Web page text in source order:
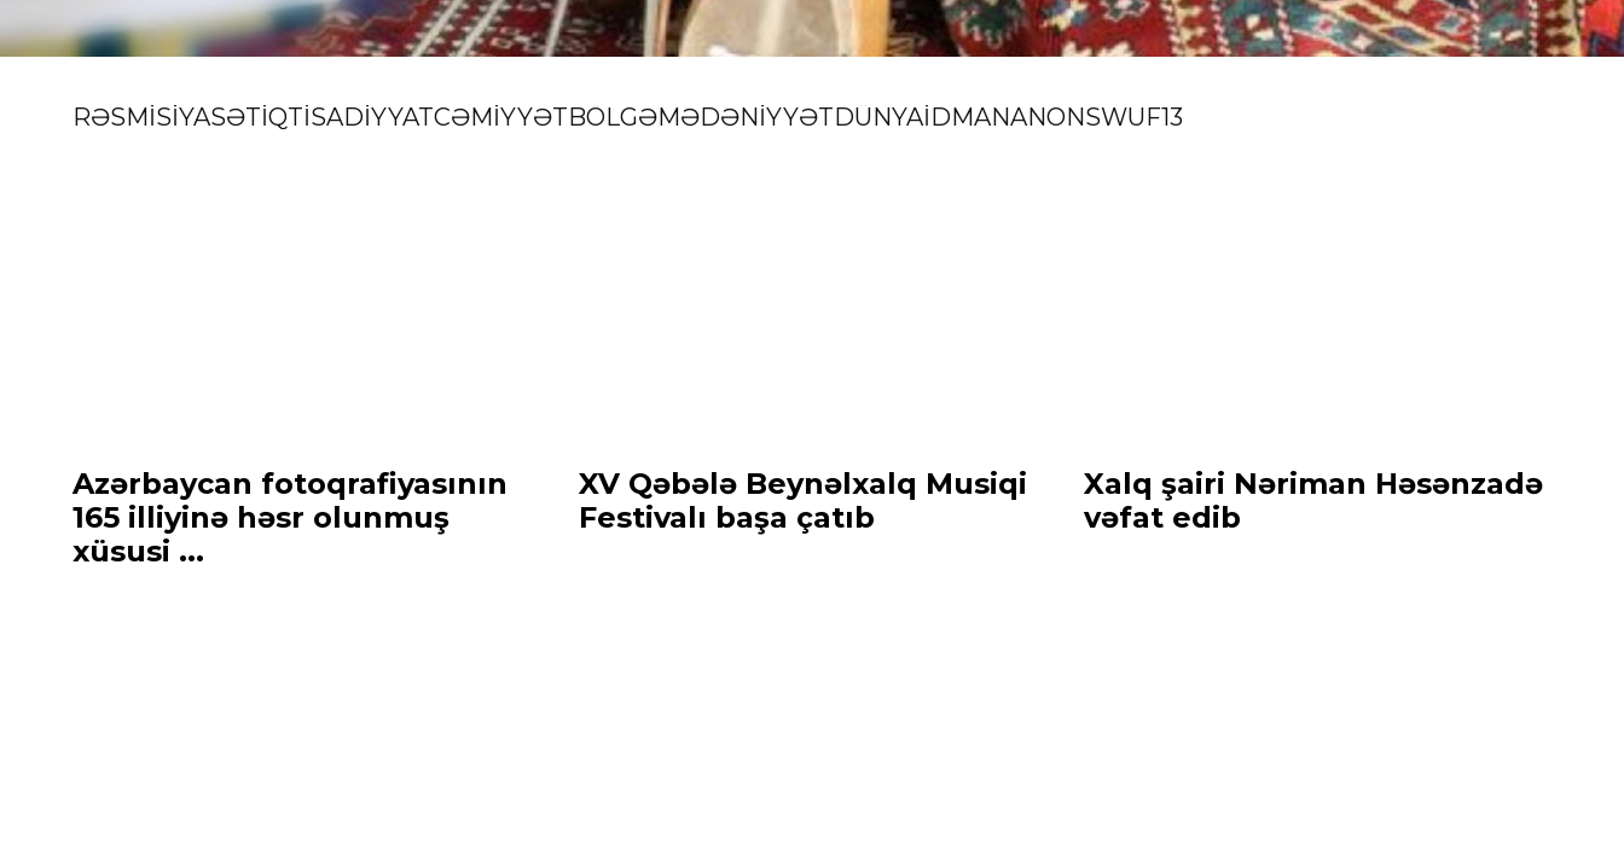
RƏSMİSİYASƏTİQTİSADİYYATCƏMİYYƏTBÖLGƏMƏDƏNİYYƏTDÜNYAİDMANANONSWUF13
Azərbaycan fotoqrafiyasının
165 illiyinə həsr olunmuş
xüsusi ...
XV Qəbələ Beynəlxalq Musiqi
Festivalı başa çatıb
Xalq şairi Nəriman Həsənzadə
vəfat edib